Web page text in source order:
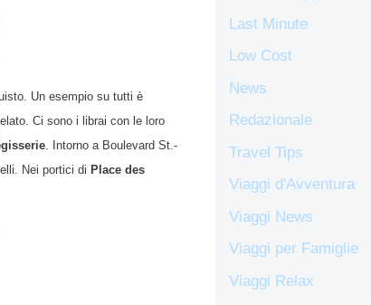
Un esempio su tutti è
Ci sono i librai con le loro
. Intorno a Boulevard St.-
Nei portici di Place des
Last Minute
Low Cost
News
Redazionale
Travel Tips
Viaggi d'Avventura
Viaggi News
Viaggi per Famiglie
Viaggi Relax